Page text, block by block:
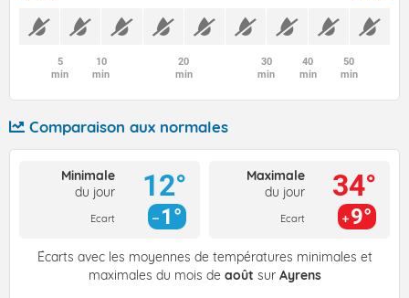
5
min
10
min
20
min
30
min
40
min
50
min
Comparaison aux normales
Minimale
du jour
Ecart
12°
1°
Maximale
du jour
Ecart
34°
9°
Écarts avec les moyennes de températures minimales et
maximales du mois de août sur Ayrens